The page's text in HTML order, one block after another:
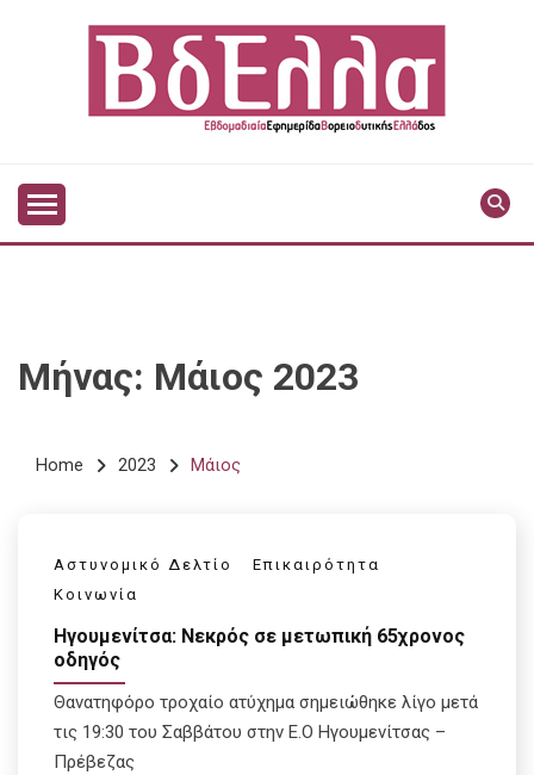
VDELLA
Μήνας: Μάιος 2023
Home 2023 Μάιος
Αστυνομικό Δελτίο
Επικαιρότητα
Κοινωνία
Ηγουμενίτσα: Νεκρός σε μετωπική 65χρονος
οδηγός
Θανατηφόρο τροχαίο ατύχημα σημειώθηκε λίγο μετά
τις 19:30 του Σαββάτου στην Ε.Ο Ηγουμενίτσας –
Πρέβεζας